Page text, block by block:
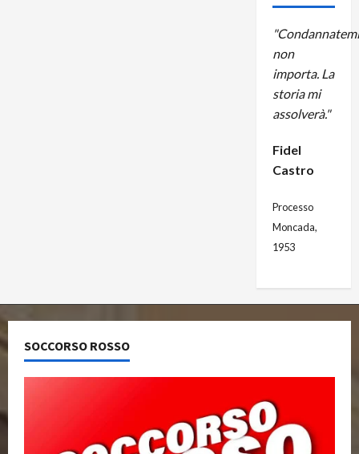
non
importa. La
storia mi
assolverà."
Fidel
Castro
Processo
Moncada,
1953
SOCCORSO ROSSO